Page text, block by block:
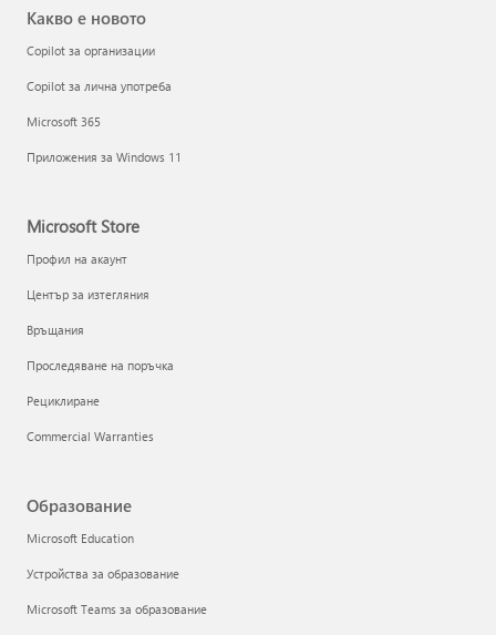
Какво е новото
Copilot за организации
Copilot за лична употреба
Microsoft 365
Приложения за Windows 11
Microsoft Store
Профил на акаунт
Център за изтегляния
Връщания
Проследяване на поръчка
Рециклиране
Commercial Warranties
Образование
Microsoft Education
Устройства за образование
Microsoft Teams за образование